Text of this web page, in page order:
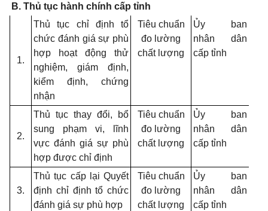
B. Thủ tục hành chính cấp tỉnh
1.
Thủ tục chỉ định tổ
chức đánh giá sự phù
hợp hoạt động thử
nghiệm, giám định,
kiểm định, chứng
nhận
Tiêu chuẩn
đo lường
chất lượng
Ủy ban
nhân dân
cấp tỉnh
2.
Thủ tục thay đổi, bổ
sung phạm vi, lĩnh
vực đánh giá sự phù
hợp được chỉ định
Tiêu chuẩn
đo lường
chất lượng
Ủy ban
nhân dân
cấp tỉnh
3.
Thủ tục cấp lại Quyết
định chỉ định tổ chức
đánh giá sự phù hợp
Tiêu chuẩn
đo lường
chất lượng
Ủy ban
nhân dân
cấp tỉnh